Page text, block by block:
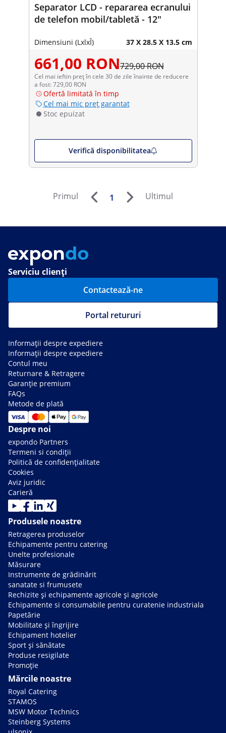
Separator LCD - repararea ecranului
de telefon mobil/tabletă - 12"
Dimensiuni (LxlxÎ) 37 X 28.5 X 13.5 cm
661,00 RON729,00 RON
Cel mai ieftin preț în cele 30 de zile înainte de reducere
a fost: 729,00 RON
Ofertă limitată în timp
Cel mai mic preț garantat
Stoc epuizat
Verifică disponibilitatea
Primul 1 Ultimul
Serviciu clienți
Contactează-ne
Portal retururi
Informații despre expediere
Informații despre expediere
Contul meu
Returnare & Retragere
Garanție premium
FAQs
Metode de plată
Despre noi
expondo Partners
Termeni si condiții
Politică de confidențialitate
Cookies
Aviz juridic
Carieră
Produsele noastre
Retragerea produselor
Echipamente pentru catering
Unelte profesionale
Măsurare
Instrumente de grădinărit
sanatate si frumusete
Rechizite și echipamente agricole și agricole
Echipamente si consumabile pentru curatenie industriala
Papetărie
Mobilitate și îngrijire
Echipament hotelier
Sport și sănătate
Produse resigilate
Promoție
Mărcile noastre
Royal Catering
STAMOS
MSW Motor Technics
Steinberg Systems